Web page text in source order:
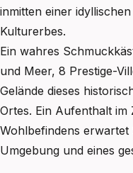
inmitten einer
Kulturerbes.
Ein wahres
und Meer, 8 Prestige-
Gelände dieses
Ortes. Ein Aufenthalt im
Wohlbefindens erwartet
Umgebung und eines